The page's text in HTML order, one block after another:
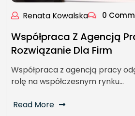
Renata Kowalska 0
Współpraca Z Agencją
Rozwiązanie Dla Firm
Współpraca z agencją pracy
rolę na współczesnym rynku…
Read More